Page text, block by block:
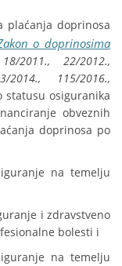
plaćanja doprinosa
o doprinosima
2011., 22/2012.,
2014., 115/2016.,
statusu osiguranika
obveznih
doprinosa po
na temelju
i zdravstveno
bolesti i
na temelju